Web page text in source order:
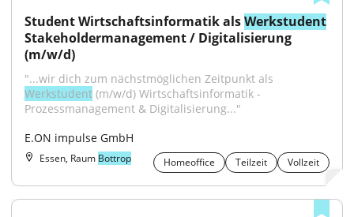
Student Wirtschaftsinformatik als Werkstudent
Stakeholdermanagement / Digitalisierung
(m/w/d)
Werkstudent (m/w/d) Wirtschaftsinformatik -
Prozessmanagement & Digitalisierung..."
E.ON impulse GmbH
Essen, Raum Bottrop Homeoffice Teilzeit Vollzeit